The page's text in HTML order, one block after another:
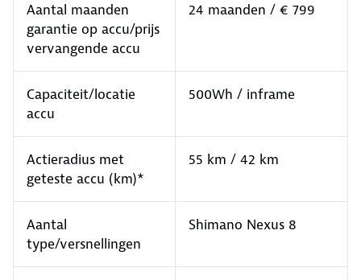
Aantal maanden
garantie op accu/prijs
vervangende accu
24 maanden / € 799
Capaciteit/locatie
accu
500Wh / inframe
Actieradius met
geteste accu (km)*
55 km / 42 km
Aantal
type/versnellingen
Shimano Nexus 8